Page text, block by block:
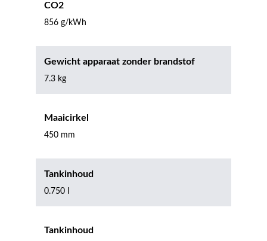
CO2
856 g/kWh
Gewicht apparaat zonder brandstof
7.3 kg
Maaicirkel
450 mm
Tankinhoud
0.750 l
Tankinhoud